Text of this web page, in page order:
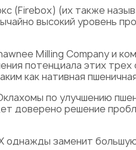
(Firebox) (их также
высокий уровень
Milling Company и
потенциала этих
как нативная
по улучшению
доверено решение
заменит